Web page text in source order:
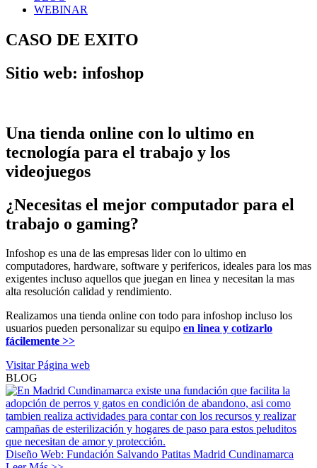
WEBINAR
CASO DE EXITO
Sitio web: infoshop
Una tienda online con lo ultimo en
tecnología para el trabajo y los
videojuegos
¿Necesitas el mejor computador para el
trabajo o gaming?
Infoshop es una de las empresas lider con lo ultimo en
computadores, hardware, software y perifericos, ideales para los mas
exigentes incluso aquellos que juegan en linea y necesitan la mas
alta resolución calidad y rendimiento.
Realizamos una tienda online con todo para infoshop incluso los
usuarios pueden personalizar su equipo en linea y cotizarlo
fácilemente >>
Visitar Página web
BLOG
Diseño Web: Fundación Salvando Patitas Madrid Cundinamarca